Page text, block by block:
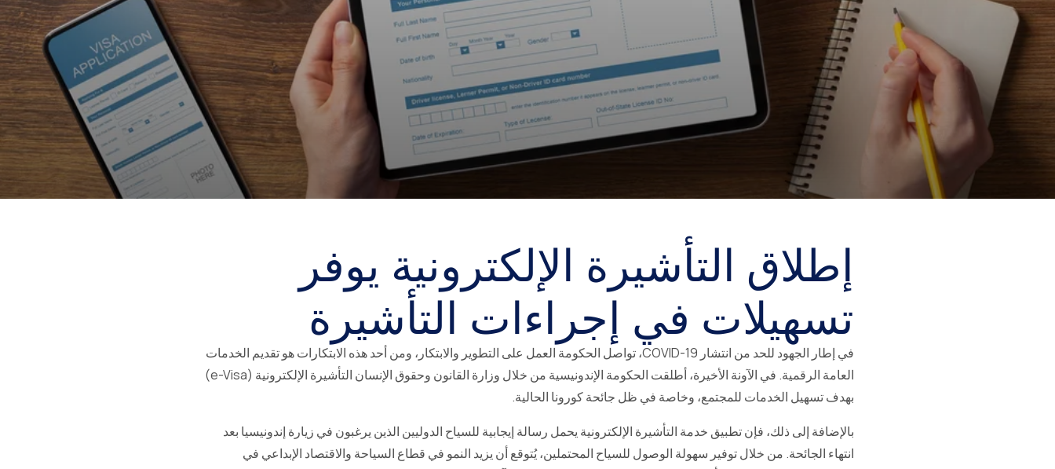
إطلاق التأشيرة الإلكترونية يوفر
تسهيلات في إجراءات التأشيرة
في إطار الجهود للحد من انتشار COVID-19، تواصل الحكومة العمل على التطوير والابتكار، ومن أحد هذه الابتكارات هو تقديم الخدمات
العامة الرقمية. في الآونة الأخيرة، أطلقت الحكومة الإندونيسية من خلال وزارة القانون وحقوق الإنسان التأشيرة الإلكترونية (e-Visa)
بهدف تسهيل الخدمات للمجتمع، وخاصة في ظل جائحة كورونا الحالية.
بالإضافة إلى ذلك، فإن تطبيق خدمة التأشيرة الإلكترونية يحمل رسالة إيجابية للسياح الدوليين الذين يرغبون في زيارة إندونيسيا بعد
انتهاء الجائحة. من خلال توفير سهولة الوصول للسياح المحتملين، يُتوقع أن يزيد النمو في قطاع السياحة والاقتصاد الإبداعي في